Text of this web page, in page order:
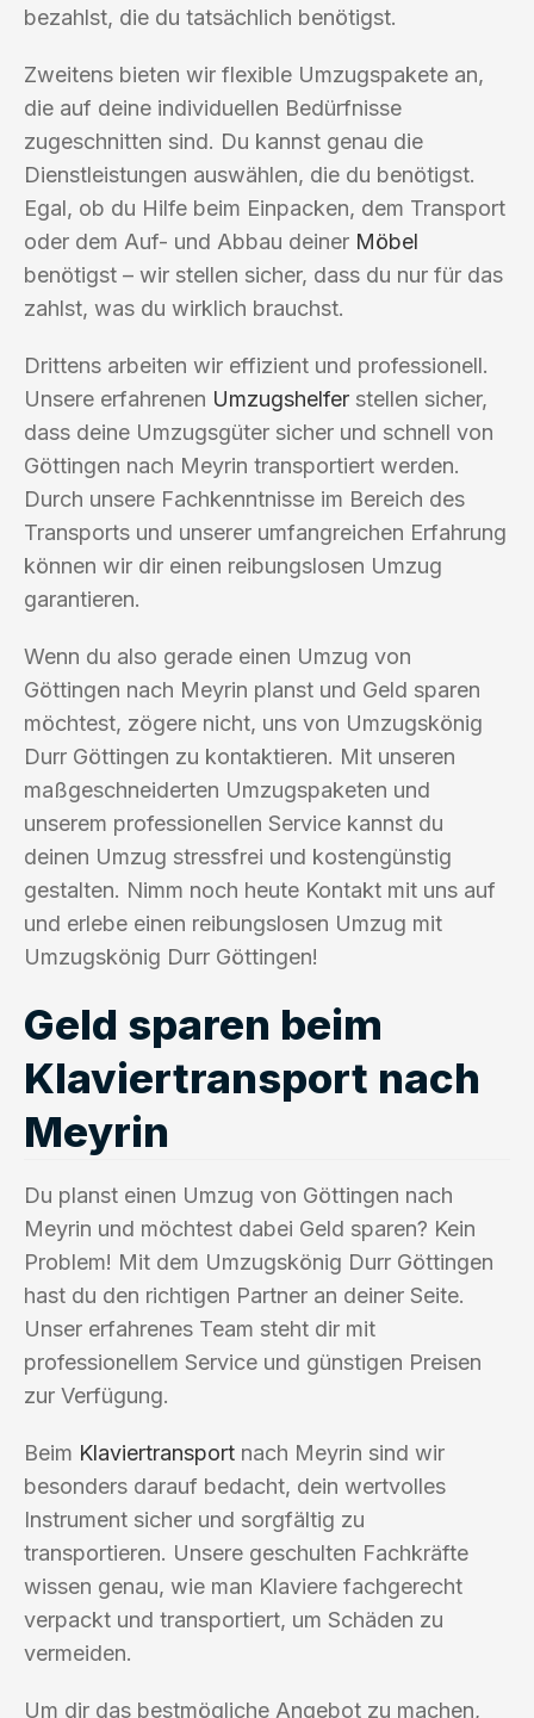
bezahlst, die du tatsächlich benötigst.
Zweitens bieten wir flexible Umzugspakete an,
die auf deine individuellen Bedürfnisse
zugeschnitten sind. Du kannst genau die
Dienstleistungen auswählen, die du benötigst.
Egal, ob du Hilfe beim Einpacken, dem Transport
oder dem Auf- und Abbau deiner Möbel
benötigst – wir stellen sicher, dass du nur für das
zahlst, was du wirklich brauchst.
Drittens arbeiten wir effizient und professionell.
Unsere erfahrenen Umzugshelfer stellen sicher,
dass deine Umzugsgüter sicher und schnell von
Göttingen nach Meyrin transportiert werden.
Durch unsere Fachkenntnisse im Bereich des
Transports und unserer umfangreichen Erfahrung
können wir dir einen reibungslosen Umzug
garantieren.
Wenn du also gerade einen Umzug von
Göttingen nach Meyrin planst und Geld sparen
möchtest, zögere nicht, uns von Umzugskönig
Durr Göttingen zu kontaktieren. Mit unseren
maßgeschneiderten Umzugspaketen und
unserem professionellen Service kannst du
deinen Umzug stressfrei und kostengünstig
gestalten. Nimm noch heute Kontakt mit uns auf
und erlebe einen reibungslosen Umzug mit
Umzugskönig Durr Göttingen!
Geld sparen beim
Klaviertransport nach
Meyrin
Du planst einen Umzug von Göttingen nach
Meyrin und möchtest dabei Geld sparen? Kein
Problem! Mit dem Umzugskönig Durr Göttingen
hast du den richtigen Partner an deiner Seite.
Unser erfahrenes Team steht dir mit
professionellem Service und günstigen Preisen
zur Verfügung.
Beim Klaviertransport nach Meyrin sind wir
besonders darauf bedacht, dein wertvolles
Instrument sicher und sorgfältig zu
transportieren. Unsere geschulten Fachkräfte
wissen genau, wie man Klaviere fachgerecht
verpackt und transportiert, um Schäden zu
vermeiden.
Um dir das bestmögliche Angebot zu machen,